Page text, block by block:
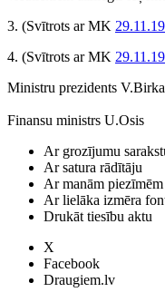
3. (Svītrots ar MK
4. (Svītrots ar MK
Ministru prezidents
Finansu ministrs U.Osis
Ar grozījumu
Ar satura rādītāju
Ar manām piezīmēm
Ar lielāka izmēra
Drukāt tiesību aktu
X
Facebook
Draugiem.lv